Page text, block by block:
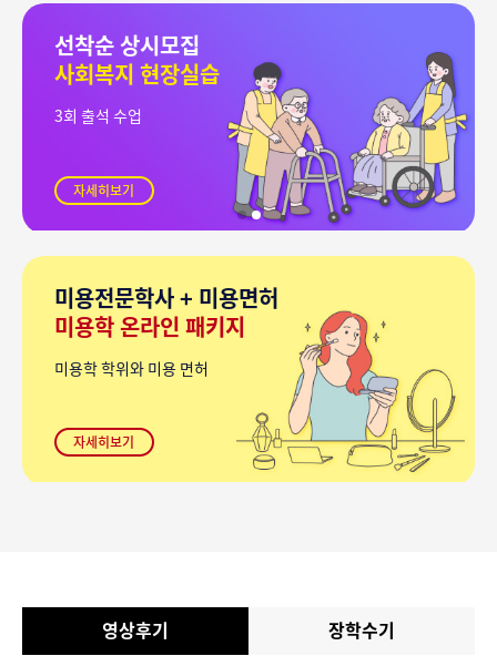
선착순 상시모집
사회복지 현장실습
3회 출석 수업
자세히보기
미용전문학사 + 미용면허
미용학 온라인 패키지
미용학 학위와 미용 면허
자세히보기
영상후기 장학수기